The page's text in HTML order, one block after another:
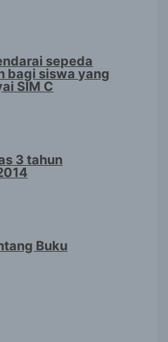
sepeda
bagi siswa yang
SIM C
3 tahun
Buku